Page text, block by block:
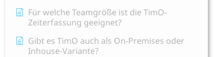
Für welche Teamgröße ist die TimO-
Zeiterfassung geeignet?
Gibt es TimO auch als On-Premises oder
Inhouse-Variante?